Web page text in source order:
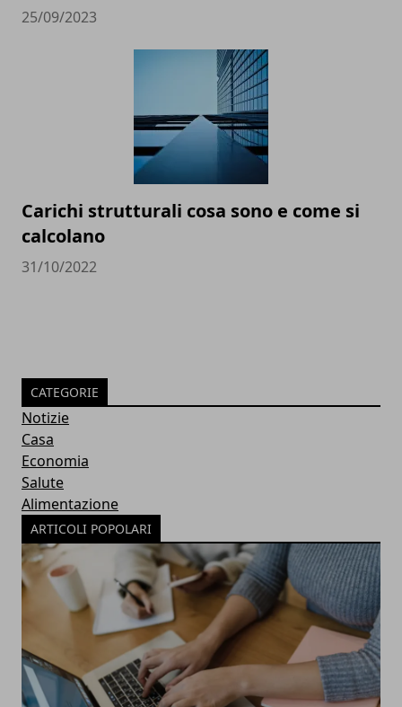
25/09/2023
Carichi strutturali cosa sono e come si
calcolano
31/10/2022
CATEGORIE
Notizie
Casa
Economia
Salute
Alimentazione
ARTICOLI POPOLARI